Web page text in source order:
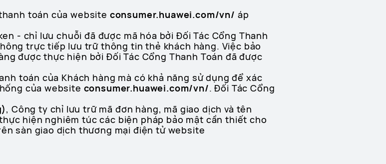
toán của website consumer.huawei.com/vn/ áp
- chỉ lưu chuỗi đã được mã hóa bởi Đối Tác Cổng Thanh
trực tiếp lưu trữ thông tin thẻ khách hàng. Việc bảo
được thực hiện bởi Đối Tác Cổng Thanh Toán đã được
toán của Khách hàng mà có khả năng sử dụng để xác
của website consumer.huawei.com/vn/. Đối Tác Cổng
, Công ty chỉ lưu trữ mã đơn hàng, mã giao dịch và tên
hiện nghiêm túc các biện pháp bảo mật cần thiết cho
sàn giao dịch thương mại điện tử website